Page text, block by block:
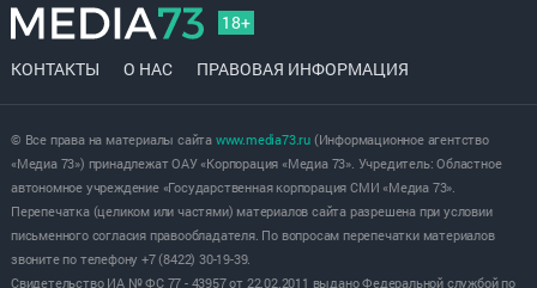
18+
КОНТАКТЫ О НАС ПРАВОВАЯ ИНФОРМАЦИЯ
© Все права на материалы сайта www.media73.ru(Информационное агентство
«Медиа 73») принадлежат ОАУ «Корпорация «Медиа 73». Учредитель: Областное
автономное учреждение «Государственная корпорация СМИ «Медиа 73».
Перепечатка (целиком или частями) материалов сайта разрешена при условии
письменного согласия правообладателя. По вопросам перепечатки материалов
звоните по телефону +7 (8422) 30-19-39.
Свидетельство ИА № ФС 77 - 43957 от 22.02.2011 выдано Федеральной службой по